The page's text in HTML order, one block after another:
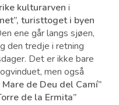
kulturarven i
turisttoget i byen
ene går langs sjøen,
den tredje i retning
Det er ikke bare
men også
Mare de Deu del Camí”
de la Ermita”